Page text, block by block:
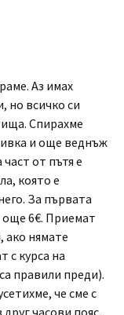
Аз имах
но всичко си
Спирахме
и още веднъж
от пътя е
която е
За първата
още 6€. Приемат
ако нямате
с курса на
правили преди).
че сме с
часови пояс.